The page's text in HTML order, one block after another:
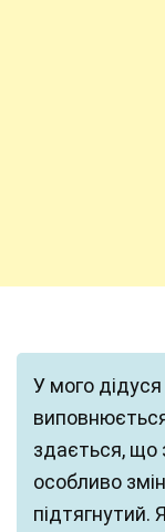
У мого
здається, що
особливо
підтягнутий.